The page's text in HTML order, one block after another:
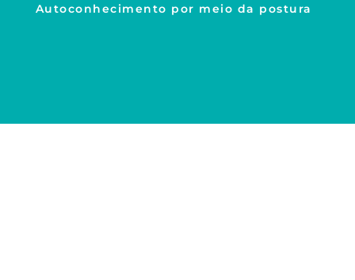
Autoconhecimento por meio da postura